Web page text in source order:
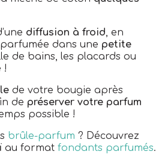
diffusion à froid, en
dans une petite
de bains, les placards ou
!
de votre bougie après
de préserver votre parfum
possible !
brûle-parfum ? Découvrez
au format fondants parfumés.